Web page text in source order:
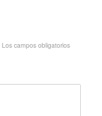
Los campos obligatorios